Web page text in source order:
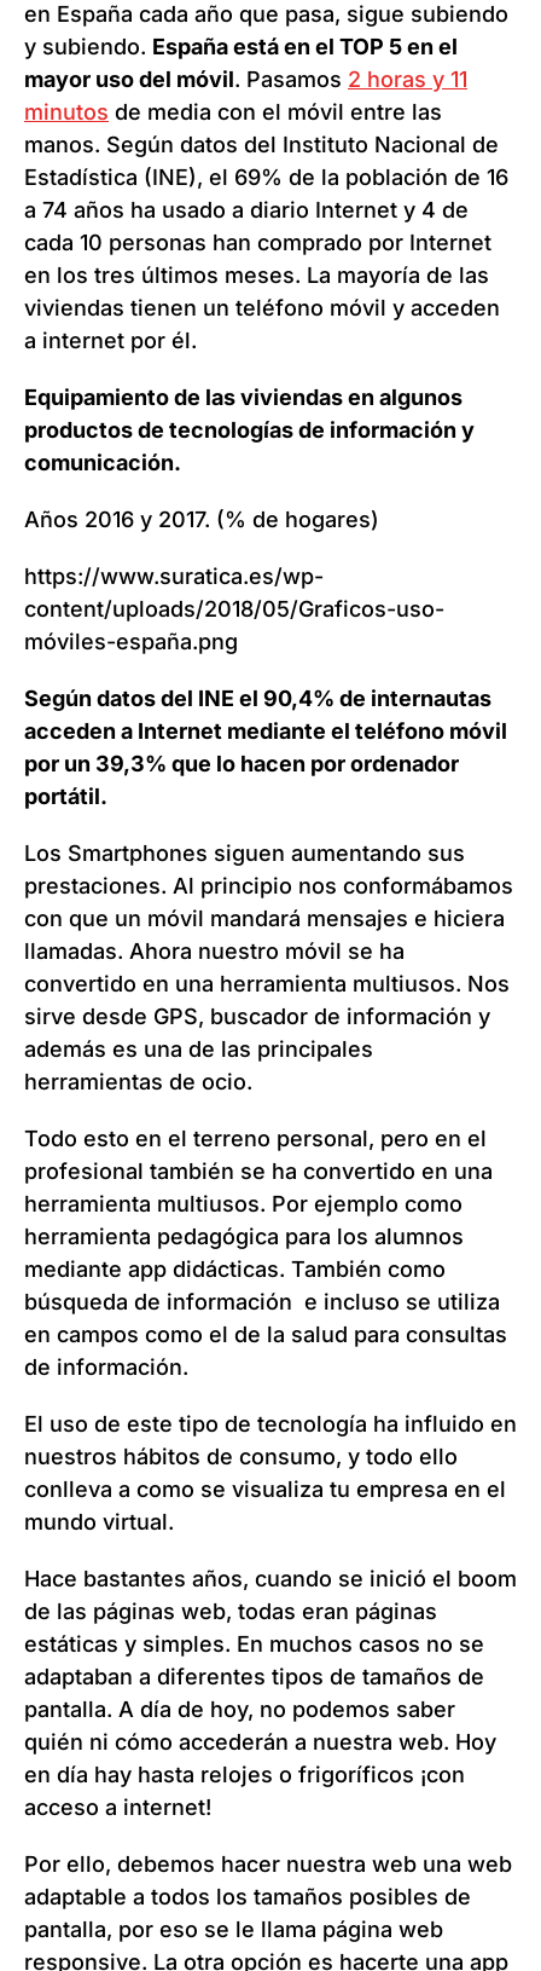
en España cada año que pasa, sigue subiendo
y subiendo. España está en el TOP 5 en el
mayor uso del móvil. Pasamos 2 horas y 11
minutos de media con el móvil entre las
manos. Según datos del Instituto Nacional de
Estadística (INE), el 69% de la población de 16
a 74 años ha usado a diario Internet y 4 de
cada 10 personas han comprado por Internet
en los tres últimos meses. La mayoría de las
viviendas tienen un teléfono móvil y acceden
a internet por él.
Equipamiento de las viviendas en algunos
productos de tecnologías de información y
comunicación.
Años 2016 y 2017. (% de hogares)
https://www.suratica.es/wp-
content/uploads/2018/05/Graficos-uso-
móviles-españa.png
Según datos del INE el 90,4% de internautas
acceden a Internet mediante el teléfono móvil
por un 39,3% que lo hacen por ordenador
portátil.
Los Smartphones siguen aumentando sus
prestaciones. Al principio nos conformábamos
con que un móvil mandará mensajes e hiciera
llamadas. Ahora nuestro móvil se ha
convertido en una herramienta multiusos. Nos
sirve desde GPS, buscador de información y
además es una de las principales
herramientas de ocio.
Todo esto en el terreno personal, pero en el
profesional también se ha convertido en una
herramienta multiusos. Por ejemplo como
herramienta pedagógica para los alumnos
mediante app didácticas. También como
búsqueda de información e incluso se utiliza
en campos como el de la salud para consultas
de información.
El uso de este tipo de tecnología ha influido en
nuestros hábitos de consumo, y todo ello
conlleva a como se visualiza tu empresa en el
mundo virtual.
Hace bastantes años, cuando se inició el boom
de las páginas web, todas eran páginas
estáticas y simples. En muchos casos no se
adaptaban a diferentes tipos de tamaños de
pantalla. A día de hoy, no podemos saber
quién ni cómo accederán a nuestra web. Hoy
en día hay hasta relojes o frigoríficos ¡con
acceso a internet!
Por ello, debemos hacer nuestra web una web
adaptable a todos los tamaños posibles de
pantalla, por eso se le llama página web
responsive. La otra opción es hacerte una app